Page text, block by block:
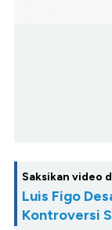
Saksikan video
Luis Figo
Kontroversi